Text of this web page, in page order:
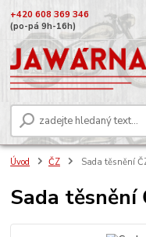
+420 608 369 346
(po-pá 9h-16h)
Úvod ČZ Sada těsnění
Sada těsnění